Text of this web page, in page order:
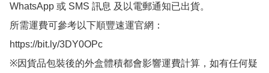
WhatsApp 或 SMS 訊息 及以電郵通知已出貨。
所需運費可參考以下順豐速運官網：
https://bit.ly/3DY0OPc
※因貨品包裝後的外盒體積都會影響運費計算，如有任何疑